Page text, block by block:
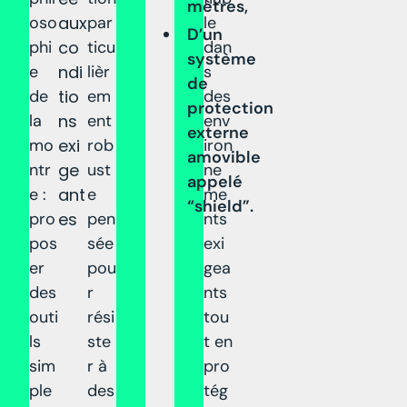
oso
phi
e
de
la
mo
ntr
e :
pro
pos
er
des
outi
ls
sim
ple
aux
co
ndi
tio
ns
exi
ge
ant
es
par
ticu
lièr
em
ent
rob
ust
e
pen
sée
pou
r
rési
ste
r à
des
mètres,
D’un
système
de
protection
externe
amovible
appelé
“shield”.
le
dan
s
des
env
iron
ne
me
nts
exi
gea
nts
tou
t en
pro
tég